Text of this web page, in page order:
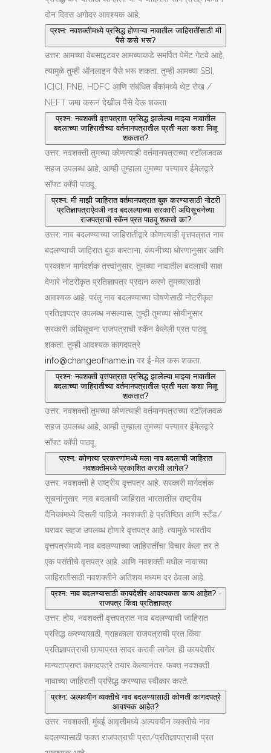
दोन दिवस अगोदर आवश्यक आहे.
प्रश्न: नवशक्तीमध्ये प्रसिद्ध होणाऱ्या नावातील जाहिरातींसाठी मी
पैसे कसे भरू?
उत्तर: आमच्या वेबसाइटवर आमच्याकडे समर्पित पेमेंट गेटवे आहे,
त्यामुळे तुम्ही ऑनलाइन पैसे भरू शकता. तुम्ही आमच्या SBI,
ICICI, PNB, HDFC आणि संबंधित बँकांमध्ये थेट रोख /
NEFT जमा करून देखील पैसे देऊ शकता
प्रश्न: नवशक्ती वृत्तपत्रात प्रसिद्ध झालेल्या माझ्या नावातील
बदलाच्या जाहिरातीच्या वर्तमानपत्रातील प्रती मला कशा मिळू
शकतात?
उत्तर: नवशक्ती तुमच्या कोणत्याही वर्तमानपत्राच्या स्टॉलजवळ
सहज उपलब्ध आहे, आम्ही तुम्हाला तुमच्या पत्त्यावर ईमेलद्वारे
सॉफ्ट कॉपी पाठवू.
प्रश्न: मी माझी जाहिरात वर्तमानपत्रात बुक करण्यासाठी नोटरी
प्रतिज्ञापत्राऐवजी नाव बदलल्याच्या सरकारी अधिसूचनेच्या
राजपत्राची स्कॅन प्रत पाठवू शकतो का?
उत्तर: नाव बदलण्याच्या जाहिरातीद्वारे कोणत्याही वृत्तपत्रात नाव
बदलण्याची जाहिरात बुक करताना, कंपनीच्या धोरणानुसार आणि
प्रकाशन मार्गदर्शक तत्त्वांनुसार, तुमच्या नावातील बदलाची साक्ष
देणारे नोटरीकृत प्रतिज्ञापत्र प्रदान करणे तुमच्यासाठी
आवश्यक आहे. परंतु नाव बदलण्याच्या घोषणेसाठी नोटरीकृत
प्रतिज्ञापत्र उपलब्ध नसल्यास, तुम्ही तुमच्या सोयीनुसार
सरकारी अधिसूचना राजपत्राची स्कॅन केलेली प्रत पाठवू
शकता. तुम्ही आवश्यक कागदपत्रे
info@changeofname.in वर ई-मेल करू शकता.
प्रश्न: नवशक्ती वृत्तपत्रात प्रसिद्ध झालेल्या माझ्या नावातील
बदलाच्या जाहिरातीच्या वर्तमानपत्रातील प्रती मला कशा मिळू
शकतात?
उत्तर: नवशक्ती तुमच्या कोणत्याही वर्तमानपत्राच्या स्टॉलजवळ
सहज उपलब्ध आहे, आम्ही तुम्हाला तुमच्या पत्त्यावर ईमेलद्वारे
सॉफ्ट कॉपी पाठवू.
प्रश्न: कोणत्या प्रकरणांमध्ये मला नाव बदलाची जाहिरात
नवशक्तीमध्ये प्रकाशित करावी लागेल?
उत्तर: नवशक्ती हे राष्ट्रीय वृत्तपत्र आहे. सरकारी मार्गदर्शक
सूचनांनुसार, नाव बदलाची जाहिरात भारतातील राष्ट्रीय
दैनिकांमध्ये दिसली पाहिजे. नवशक्ती हे प्रतिष्ठित आणि स्टँड/
घरावर सहज उपलब्ध होणारे वृत्तपत्र आहे. त्यामुळे भारतीय
वृत्तपत्रांमध्ये नाव बदलण्याच्या जाहिरातींचा विचार केला तर ते
एक पसंतीचे वृत्तपत्र आहे. आणि नवशक्ती मधील नावाच्या
जाहिरातीसाठी नवशक्तीने अतिशय मध्यम दर ठेवला आहे.
प्रश्न: नाव बदलण्यासाठी कायदेशीर आवश्यकता काय आहेत? -
राजपत्र किंवा प्रतिज्ञापत्र
उत्तर: होय, नवशक्ती वृत्तपत्रात नाव बदलण्याची जाहिरात
प्रसिद्ध करण्यासाठी, ग्राहकाला राजपत्राची प्रत किंवा
प्रतिज्ञापत्राची छायाप्रत सादर करावी लागेल. ही कायदेशीर
मान्यताप्राप्त कागदपत्रे तयार केल्यानंतर, फक्त नवशक्ती
नावाच्या जाहिराती प्रसिद्ध करण्यास स्वीकार करते.
प्रश्न: अल्पवयीन व्यक्तीचे नाव बदलण्यासाठी कोणती कागदपत्रे
आवश्यक आहेत?
उत्तर: नवशक्ती, मुंबई आवृत्तीमध्ये अल्पवयीन व्यक्तीचे नाव
बदलण्यासाठी फक्त राजपत्राची प्रत/प्रतिज्ञापत्राची प्रत